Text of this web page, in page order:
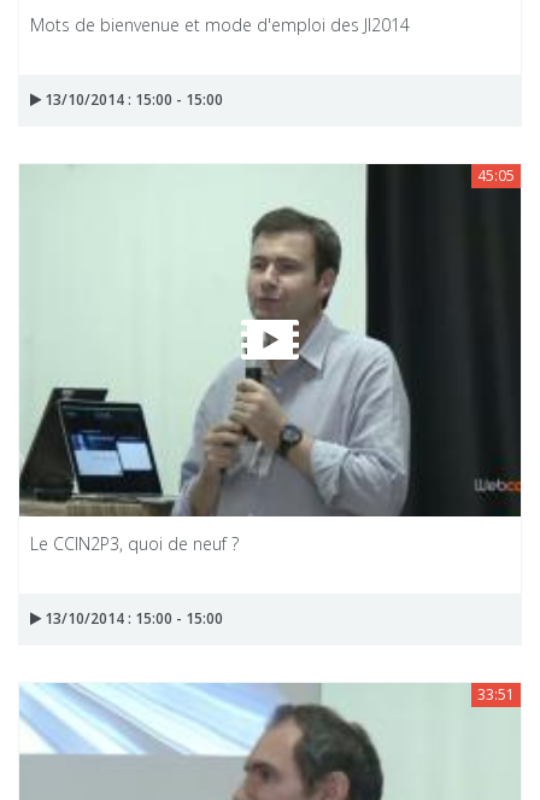
Mots de bienvenue et mode d'emploi des JI2014
13/10/2014 : 15:00 - 15:00
45:05
Le CCIN2P3, quoi de neuf ?
13/10/2014 : 15:00 - 15:00
33:51